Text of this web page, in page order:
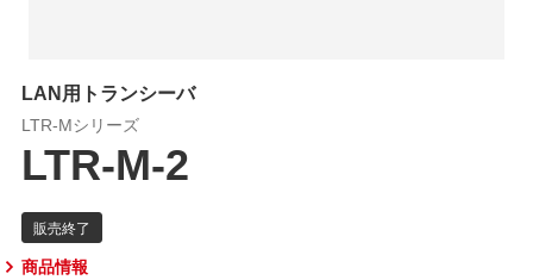
LAN用トランシーバ
LTR-Mシリーズ
LTR-M-2
商品情報